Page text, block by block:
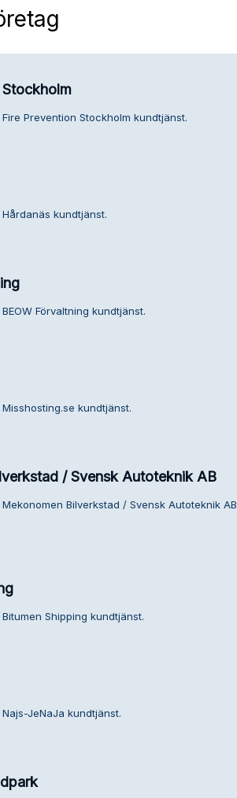
Prevention Stockholm kundtjänst.
kundtjänst.
Förvaltning kundtjänst.
kundtjänst.
/ Svensk Autoteknik AB
Bilverkstad / Svensk Autoteknik AB
Shipping kundtjänst.
JeNaJa kundtjänst.